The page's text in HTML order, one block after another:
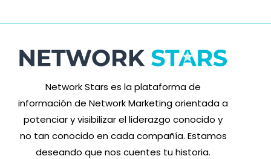
Network Stars es la plataforma de
información de Network Marketing orientada a
potenciar y visibilizar el liderazgo conocido y
no tan conocido en cada compañía. Estamos
deseando que nos cuentes tu historia.